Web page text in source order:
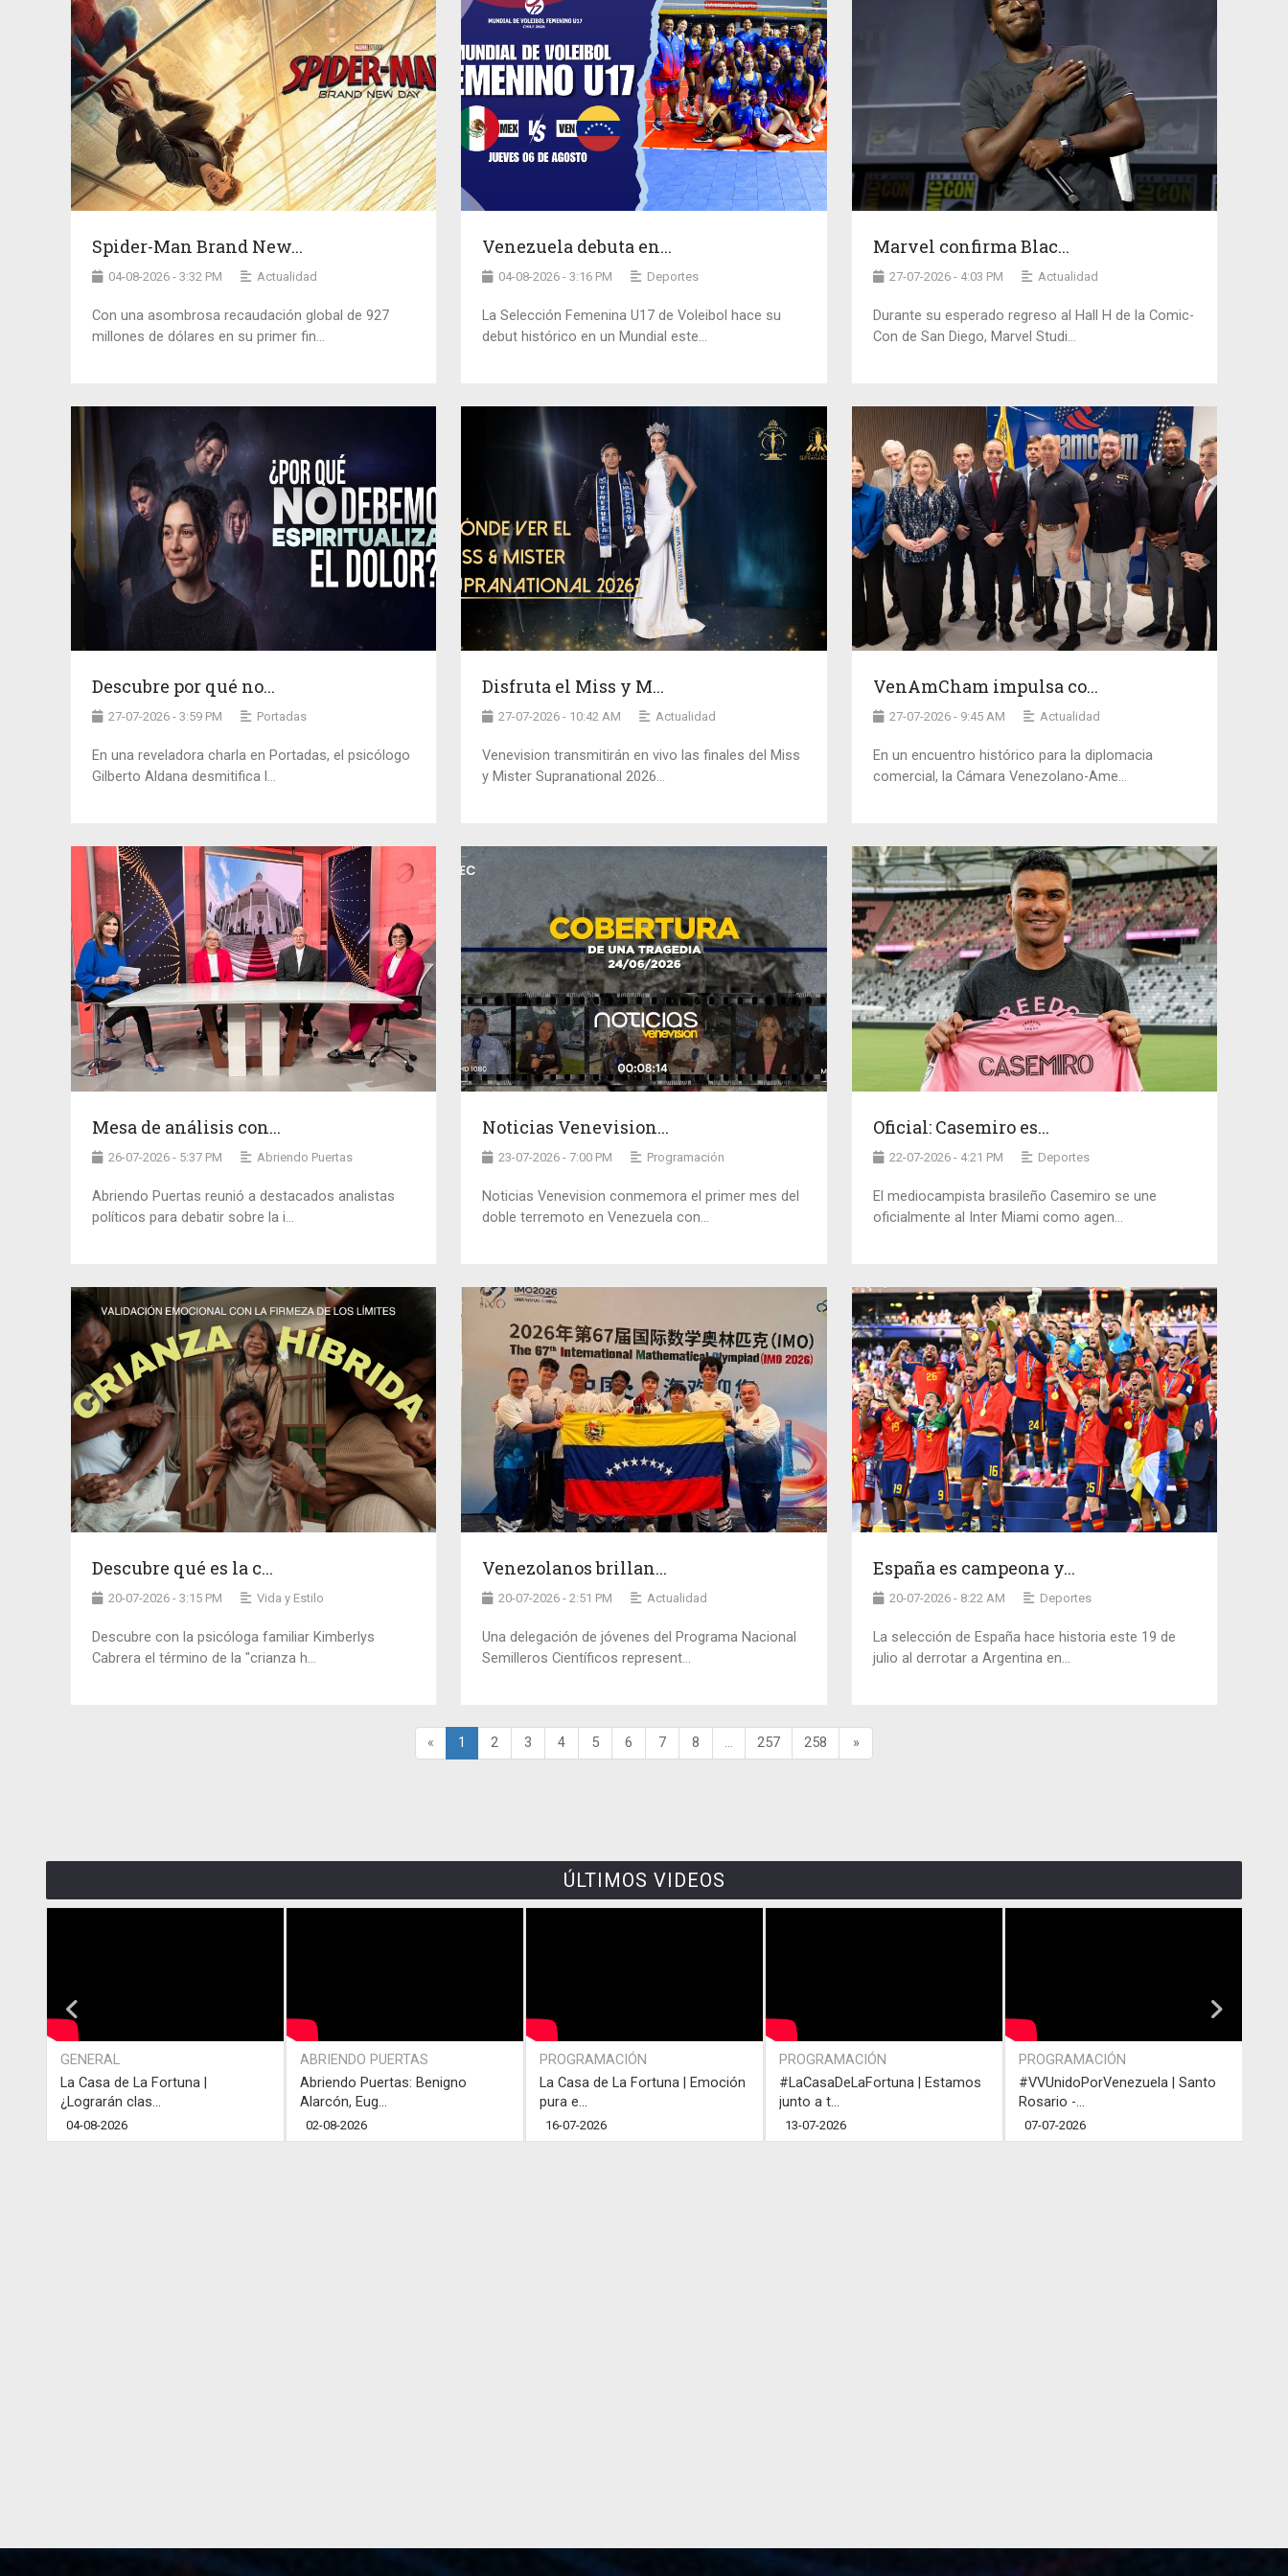
Spider-Man Brand New...
04-08-2026 - 3:32 PM Actualidad
Con una asombrosa recaudación global de 927
millones de dólares en su primer fin...
Venezuela debuta en...
04-08-2026 - 3:16 PM Deportes
La Selección Femenina U17 de Voleibol hace su
debut histórico en un Mundial este...
Marvel confirma Blac...
27-07-2026 - 4:03 PM Actualidad
Durante su esperado regreso al Hall H de la Comic-
Con de San Diego, Marvel Studi...
Descubre por qué no...
27-07-2026 - 3:59 PM Portadas
En una reveladora charla en Portadas, el psicólogo
Gilberto Aldana desmitifica l...
Disfruta el Miss y M...
27-07-2026 - 10:42 AM Actualidad
Venevision transmitirán en vivo las finales del Miss
y Mister Supranational 2026...
VenAmCham impulsa co...
27-07-2026 - 9:45 AM Actualidad
En un encuentro histórico para la diplomacia
comercial, la Cámara Venezolano-Ame...
Mesa de análisis con...
26-07-2026 - 5:37 PM Abriendo Puertas
Abriendo Puertas reunió a destacados analistas
políticos para debatir sobre la i...
Noticias Venevision...
23-07-2026 - 7:00 PM Programación
Noticias Venevision conmemora el primer mes del
doble terremoto en Venezuela con...
Oficial: Casemiro es...
22-07-2026 - 4:21 PM Deportes
El mediocampista brasileño Casemiro se une
oficialmente al Inter Miami como agen...
Descubre qué es la c...
20-07-2026 - 3:15 PM Vida y Estilo
Descubre con la psicóloga familiar Kimberlys
Cabrera el término de la "crianza h...
Venezolanos brillan...
20-07-2026 - 2:51 PM Actualidad
Una delegación de jóvenes del Programa Nacional
Semilleros Científicos represent...
España es campeona y...
20-07-2026 - 8:22 AM Deportes
La selección de España hace historia este 19 de
julio al derrotar a Argentina en...
« 1 2 3 4 5 6 7 8 ... 257 258 »
ÚLTIMOS VIDEOS
GENERAL
La Casa de La Fortuna |
¿Lograrán clas...
04-08-2026
ABRIENDO PUERTAS
Abriendo Puertas: Benigno
Alarcón, Eug...
02-08-2026
PROGRAMACIÓN
La Casa de La Fortuna | Emoción
pura e...
16-07-2026
PROGRAMACIÓN
#LaCasaDeLaFortuna | Estamos
junto a t...
13-07-2026
PROGRAMACIÓN
#VVUnidoPorVenezuela | Santo
Rosario -...
07-07-2026